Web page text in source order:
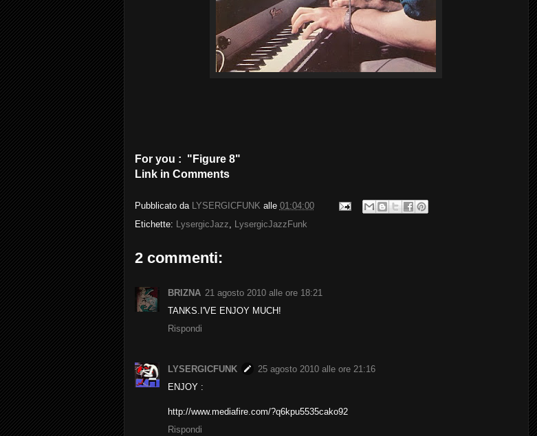
For you : " Figure 8"
Link in Comments
Pubblicato da LYSERGICFUNK alle 01:04:00
Etichette: LysergicJazz, LysergicJazzFunk
2 commenti:
BRIZNA 21 agosto 2010 alle ore 18:21
TANKS.I'VE ENJOY MUCH!
Rispondi
LYSERGICFUNK
25 agosto 2010 alle ore 21:16
ENJOY :
http://www.mediafire.com/?q6kpu5535cako92
Rispondi